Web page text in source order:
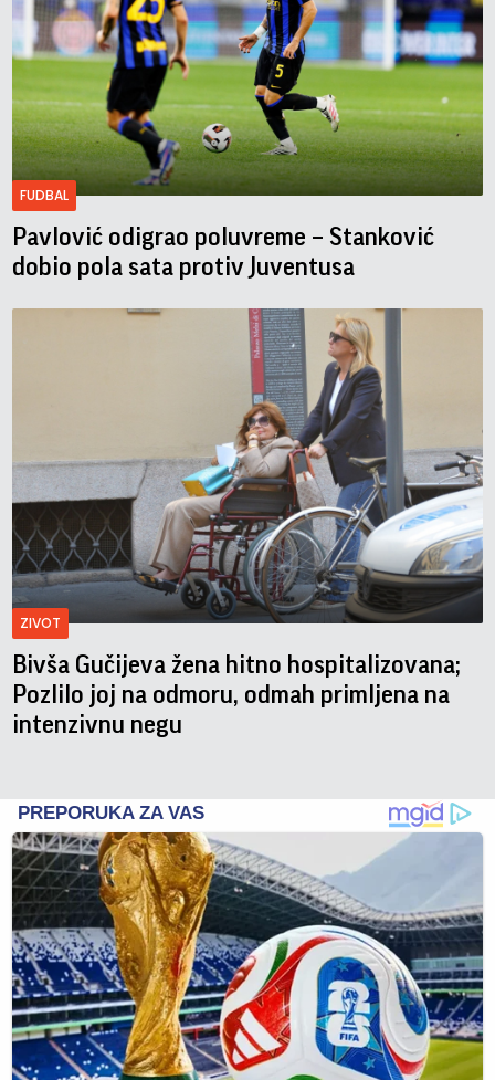
FUDBAL
Pavlović odigrao poluvreme – Stanković
dobio pola sata protiv Juventusa
ZIVOT
Bivša Gučijeva žena hitno hospitalizovana;
Pozlilo joj na odmoru, odmah primljena na
intenzivnu negu